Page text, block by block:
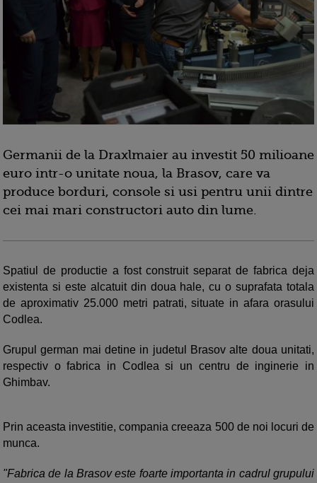
Germanii de la Draxlmaier au investit 50 milioane
euro intr-o unitate noua, la Brasov, care va
produce borduri, console si usi pentru unii dintre
cei mai mari constructori auto din lume.
Spatiul de productie a fost construit separat de fabrica deja
existenta si este alcatuit din doua hale, cu o suprafata totala
de aproximativ 25.000 metri patrati, situate in afara orasului
Codlea.
Grupul german mai detine in judetul Brasov alte doua unitati,
respectiv o fabrica in Codlea si un centru de inginerie in
Ghimbav.
Prin aceasta investitie, compania creeaza 500 de noi locuri de
munca.
"Fabrica de la Brasov este foarte importanta in cadrul grupului